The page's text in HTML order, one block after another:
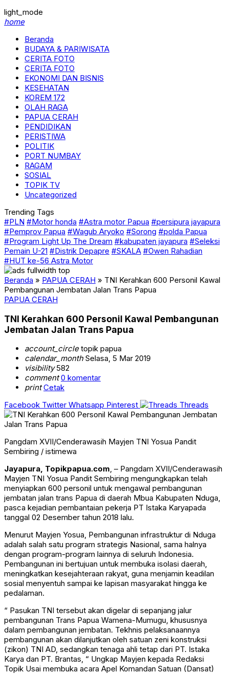
light_mode
home
Beranda
BUDAYA & PARIWISATA
CERITA FOTO
CERITA FOTO
EKONOMI DAN BISNIS
KESEHATAN
KOREM 172
OLAH RAGA
PAPUA CERAH
PENDIDIKAN
PERISTIWA
POLITIK
PORT NUMBAY
RAGAM
SOSIAL
TOPIK TV
Uncategorized
Trending Tags
#PLN #Motor honda #Astra motor Papua #persipura jayapura
#Pemprov Papua #Wagub Aryoko #Sorong #polda Papua
#Program Light Up The Dream #kabupaten jayapura #Seleksi
Pemain U-21 #Distrik Depapre #SKALA #Owen Rahadian
#HUT ke-56 Astra Motor
Beranda » PAPUA CERAH » TNI Kerahkan 600 Personil Kawal
Pembangunan Jembatan Jalan Trans Papua
PAPUA CERAH
TNI Kerahkan 600 Personil Kawal Pembangunan
Jembatan Jalan Trans Papua
account_circletopik papua
calendar_monthSelasa, 5 Mar 2019
visibility582
comment 0 komentar
print Cetak
Facebook Twitter Whatsapp Pinterest Threads
Pangdam XVII/Cenderawasih Mayjen TNI Yosua Pandit
Sembiring / istimewa
Jayapura, Topikpapua.com, – Pangdam XVII/Cenderawasih
Mayjen TNI Yosua Pandit Sembiring mengungkapkan telah
menyiapkan 600 personil untuk mengawal pembangunan
jembatan jalan trans Papua di daerah Mbua Kabupaten Nduga,
pasca kejadian pembantaian pekerja PT Istaka Karyapada
tanggal 02 Desember tahun 2018 lalu.
Menurut Mayjen Yosua, Pembangunan infrastruktur di Nduga
adalah salah satu program strategis Nasional, sama halnya
dengan program-program lainnya di seluruh Indonesia.
Pembangunan ini bertujuan untuk membuka isolasi daerah,
meningkatkan kesejahteraan rakyat, guna menjamin keadilan
sosial menyentuh sampai ke lapisan masyarakat hingga ke
pedalaman.
“ Pasukan TNI tersebut akan digelar di sepanjang jalur
pembangunan Trans Papua Wamena-Mumugu, khususnya
dalam pembangunan jembatan. Tekhnis pelaksanaannya
pembangunan akan dilanjutkan oleh satuan zeni konstruksi
(zikon) TNI AD, sedangkan tenaga ahli tetap dari PT. Istaka
Karya dan PT. Brantas, “ Ungkap Mayjen kepada Redaksi
Topik Usai membuka acara Apel Komandan Satuan (Dansat)